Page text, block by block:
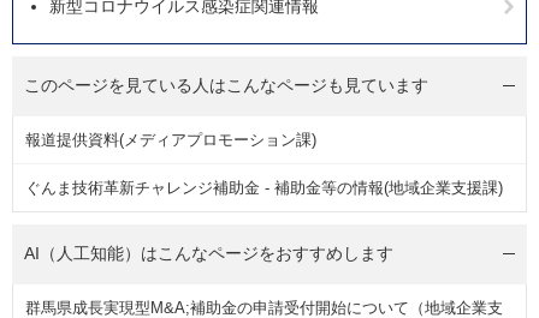
新型コロナウイルス感染症関連情報
このページを見ている人はこんなページも見ています
報道提供資料(メディアプロモーション課)
ぐんま技術革新チャレンジ補助金 - 補助金等の情報(地域企業支援課)
AI（人工知能）はこんなページをおすすめします
群馬県成長実現型M&A;補助金の申請受付開始について（地域企業支